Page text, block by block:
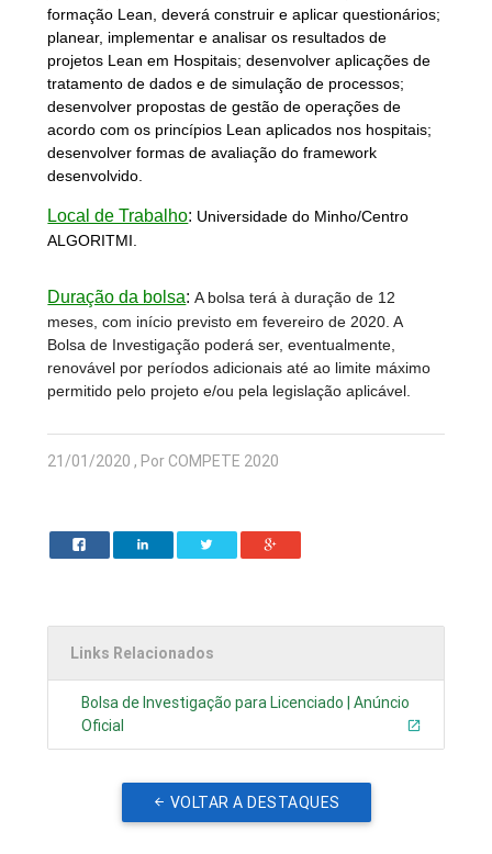
formação Lean, deverá construir e aplicar questionários;
planear, implementar e analisar os resultados de
projetos Lean em Hospitais; desenvolver aplicações de
tratamento de dados e de simulação de processos;
desenvolver propostas de gestão de operações de
acordo com os princípios Lean aplicados nos hospitais;
desenvolver formas de avaliação do framework
desenvolvido.
Local de Trabalho: Universidade do Minho/Centro
ALGORITMI.
Duração da bolsa: A bolsa terá à duração de 12
meses, com início previsto em fevereiro de 2020. A
Bolsa de Investigação poderá ser, eventualmente,
renovável por períodos adicionais até ao limite máximo
permitido pelo projeto e/ou pela legislação aplicável.
21/01/2020 , Por COMPETE 2020
Links Relacionados
Bolsa de Investigação para Licenciado | Anúncio
Oficial
VOLTAR A DESTAQUES